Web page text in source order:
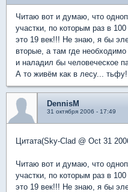
Читаю вот и думаю, что
участки, по которым раз в
это 19 век!!! Не знаю, я бы
вторые, а там где
и наладил бы человеческое
А то живём как в лесу... тьфу!
DennisM
31 октября 2006 - 17:49
Цитата(Sky-Clad @ Oct 31
Читаю вот и думаю, что
участки, по которым раз в
это 19 век!!! Не знаю, я бы